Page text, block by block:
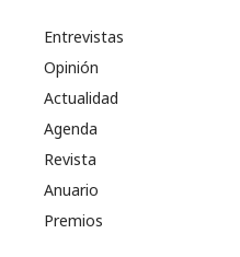
Entrevistas
Opinión
Actualidad
Agenda
Revista
Anuario
Premios